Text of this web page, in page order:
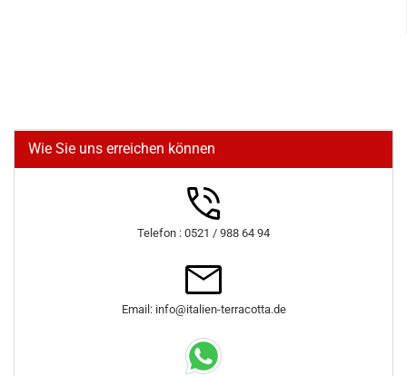
Wie Sie uns erreichen können
Telefon : 0521 / 988 64 94
Email: info@italien-terracotta.de